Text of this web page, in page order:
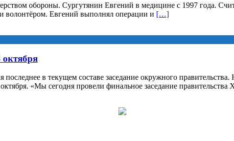
обороны. Сургутянин Евгений в медицине с 1997 года.
волонтёром. Евгений выполнял операции и […]
в текущем составе заседание окружного
«Мы сегодня провели финальное заседание